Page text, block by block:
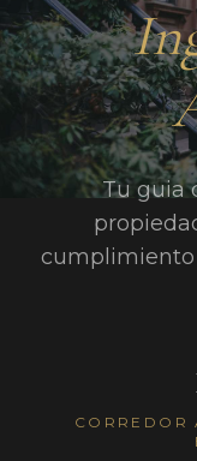
Tu guia
cumplimiento
CORREDOR